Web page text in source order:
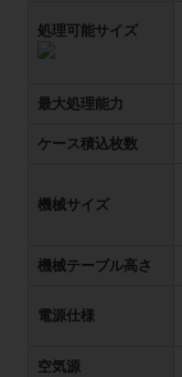
処理可能サイズ
最大処理能力
ケース積込枚数
機械サイズ
機械テーブル高さ
電源仕様
空気源